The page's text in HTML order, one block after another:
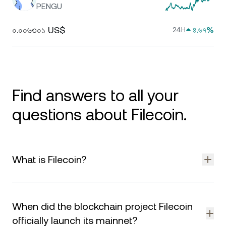
PENGU
০.০০৬৩০১ US$ 24H ৪.৬৭%
Find answers to all your
questions about Filecoin.
What is Filecoin?
Filecoin is a decentralized storage network that allows users
storage from others. It’s designed to make data storage
more efficient, open, and accessible by using blockchain
technology to match users and providers directly.
When did the blockchain project Filecoin
officially launch its mainnet?